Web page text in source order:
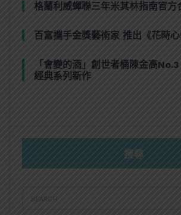
格蘭利威蟬聯三年米其林指南官方
百富攜手金獎藝術家 推出《花時心
「會變的酒」創世者桶陳金高
經典系列新作
搜尋
FOR: